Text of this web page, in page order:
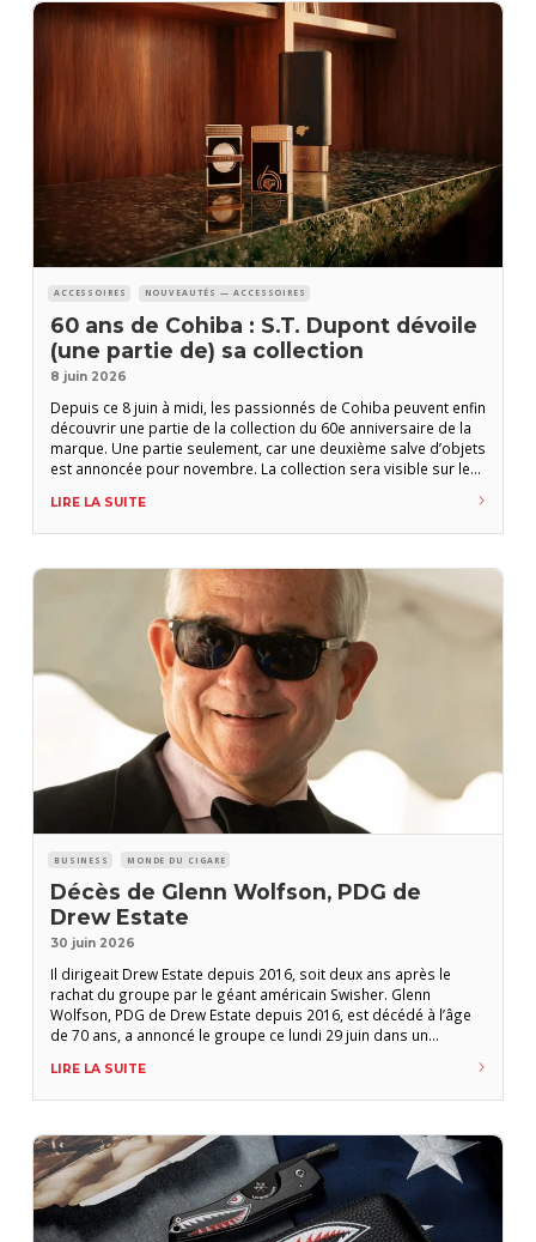
ACCESSOIRES NOUVEAUTÉS — ACCESSOIRES
60 ans de Cohiba : S.T. Dupont dévoile
(une partie de) sa collection
8 juin 2026
Depuis ce 8 juin à midi, les passionnés de Cohiba peuvent enfin
découvrir une partie de la collection du 60e anniversaire de la
marque. Une partie seulement, car une deuxième salve d’objets
est annoncée pour novembre. La collection sera visible sur le
prochain. La patience des amoureux
LIRE LA SUITE
BUSINESS MONDE DU CIGARE
Décès de Glenn Wolfson, PDG de
Drew Estate
30 juin 2026
Il dirigeait Drew Estate depuis 2016, soit deux ans après le
rachat du groupe par le géant américain Swisher. Glenn
Wolfson, PDG de Drew Estate depuis 2016, est décédé à l’âge
de 70 ans, a annoncé le groupe ce lundi 29 juin dans un
suivait un traitement pour un cancer
LIRE LA SUITE